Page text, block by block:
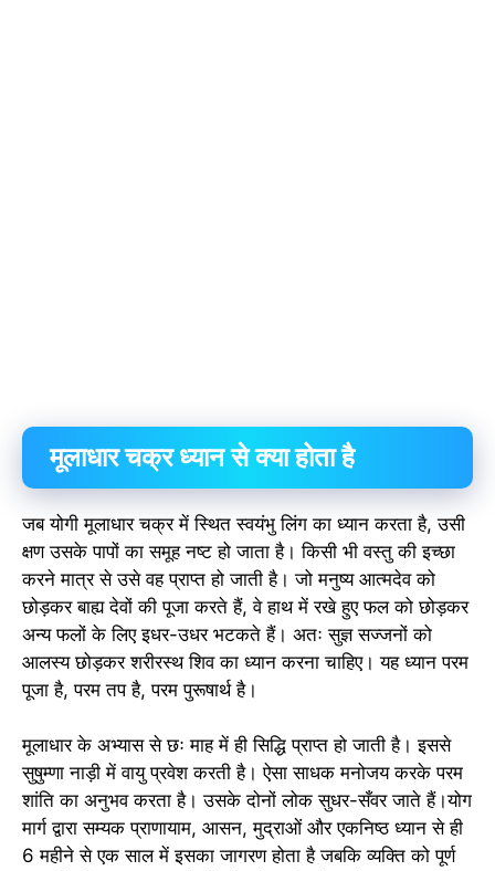
मूलाधार चक्र ध्यान से क्या होता है
जब योगी मूलाधार चक्र में स्थित स्वयंभु लिंग का ध्यान करता है, उसी
क्षण उसके पापों का समूह नष्ट हो जाता है। किसी भी वस्तु की इच्छा
करने मात्र से उसे वह प्राप्त हो जाती है। जो मनुष्य आत्मदेव को
छोड़कर बाह्य देवों की पूजा करते हैं, वे हाथ में रखे हुए फल को छोड़कर
अन्य फलों के लिए इधर-उधर भटकते हैं। अतः सुज्ञ सज्जनों को
आलस्य छोड़कर शरीरस्थ शिव का ध्यान करना चाहिए। यह ध्यान परम
पूजा है, परम तप है, परम पुरूषार्थ है।
मूलाधार के अभ्यास से छः माह में ही सिद्धि प्राप्त हो जाती है। इससे
सुषुम्णा नाड़ी में वायु प्रवेश करती है। ऐसा साधक मनोजय करके परम
शांति का अनुभव करता है। उसके दोनों लोक सुधर-सँवर जाते हैं।योग
मार्ग द्वारा सम्यक प्राणायाम, आसन, मुद्राओं और एकनिष्ठ ध्यान से ही
6 महीने से एक साल में इसका जागरण होता है जबकि व्यक्ति को पूर्ण